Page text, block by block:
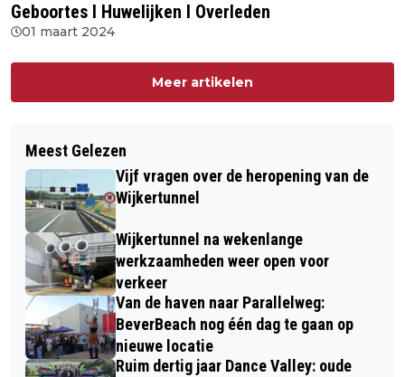
Geboortes I Huwelijken I Overleden
01 maart 2024
Meer artikelen
Meest Gelezen
Vijf vragen over de heropening van de
Wijkertunnel
Wijkertunnel na wekenlange
werkzaamheden weer open voor
verkeer
Van de haven naar Parallelweg:
BeverBeach nog één dag te gaan op
nieuwe locatie
Ruim dertig jaar Dance Valley: oude